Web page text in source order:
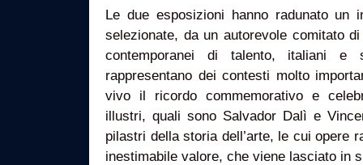
Le due esposizioni hanno radunato un
selezionate, da un autorevole comitato
contemporanei di talento, italiani e
rappresentano dei contesti molto
vivo il ricordo commemorativo e
illustri, quali sono Salvador Dalì e
pilastri della storia dell’arte, le cui opere
inestimabile valore, che viene lasciato in